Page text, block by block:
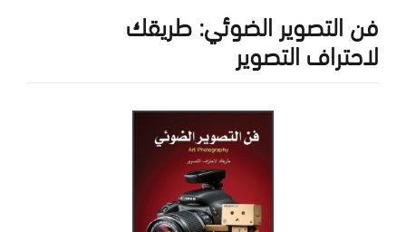
فن التصوير الضوئي: طريقك
لاحتراف التصوير